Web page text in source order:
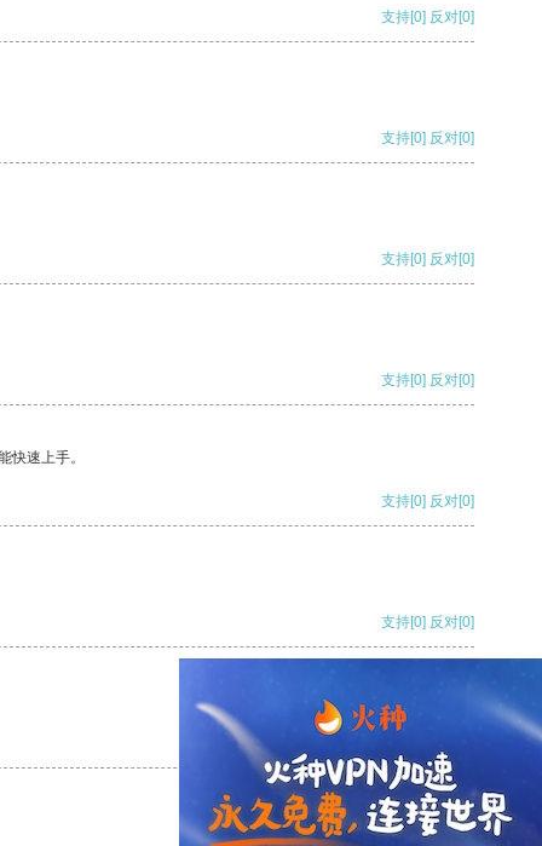
支持[0] 反对[0]
支持[0] 反对[0]
支持[0] 反对[0]
支持[0] 反对[0]
快速上手。
支持[0] 反对[0]
支持[0] 反对[0]